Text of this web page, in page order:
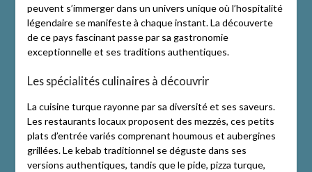
peuvent s’immerger dans un univers unique où l’hospitalité
légendaire se manifeste à chaque instant. La découverte
de ce pays fascinant passe par sa gastronomie
exceptionnelle et ses traditions authentiques.
Les spécialités culinaires à découvrir
La cuisine turque rayonne par sa diversité et ses saveurs.
Les restaurants locaux proposent des mezzés, ces petits
plats d’entrée variés comprenant houmous et aubergines
grillées. Le kebab traditionnel se déguste dans ses
versions authentiques, tandis que le pide, pizza turque,